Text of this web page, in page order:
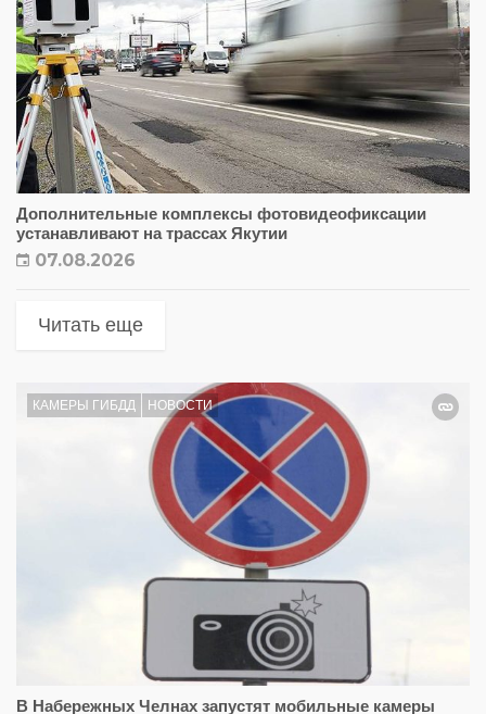
Дополнительные комплексы фотовидеофиксации
устанавливают на трассах Якутии
07.08.2026
Читать еще
КАМЕРЫ ГИБДД НОВОСТИ
В Набережных Челнах запустят мобильные камеры